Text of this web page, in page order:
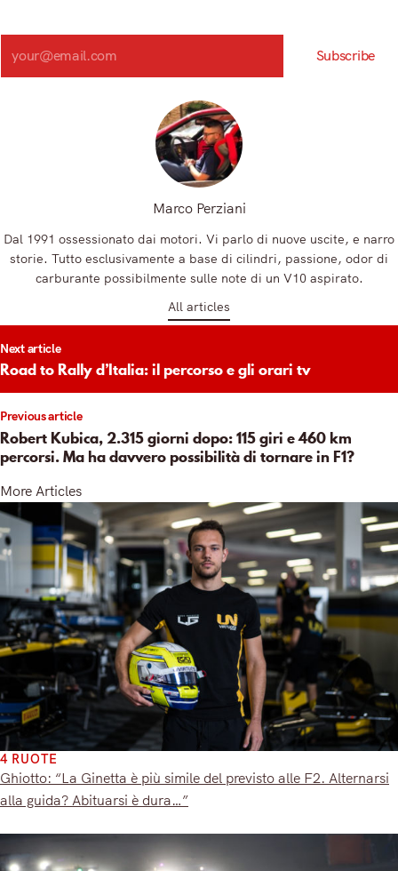
Search
Subscribe
Marco Perziani
Dal 1991 ossessionato dai motori. Vi parlo di nuove uscite, e narro
storie. Tutto esclusivamente a base di cilindri, passione, odor di
carburante possibilmente sulle note di un V10 aspirato.
All articles
Previous article
Robert Kubica, 2.315 giorni dopo: 115 giri e 460 km
percorsi. Ma ha davvero possibilità di tornare in F1?
Next article
Road to Rally d’Italia: il percorso e gli orari tv
More Articles
4 RUOTE
Ghiotto: “La Ginetta è più simile del previsto alle F2. Alternarsi
alla guida? Abituarsi è dura…”